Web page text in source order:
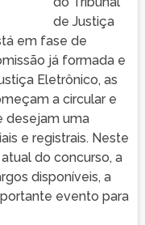
de Justiça
em fase de
já formada e
Eletrônico, as
a circular e
desejam uma
e registrais. Neste
do concurso, a
disponíveis, a
evento para